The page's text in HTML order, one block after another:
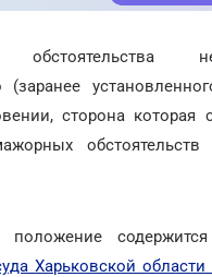
сторона которая
положение
Харьковской